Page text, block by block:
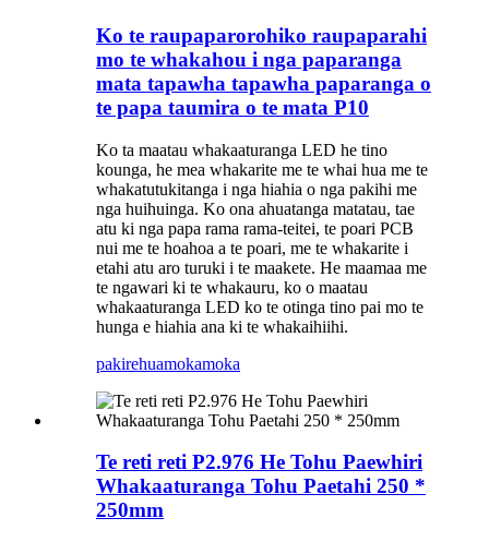
Ko te raupaparorohiko raupaparahi
mo te whakahou i nga paparanga
mata tapawha tapawha paparanga o
te papa taumira o te mata P10
Ko ta maatau whakaaturanga LED he tino
kounga, he mea whakarite me te whai hua me te
whakatutukitanga i nga hiahia o nga pakihi me
nga huihuinga. Ko ona ahuatanga matatau, tae
atu ki nga papa rama rama-teitei, te poari PCB
nui me te hoahoa a te poari, me te whakarite i
etahi atu aro turuki i te maakete. He maamaa me
te ngawari ki te whakauru, ko o maatau
whakaaturanga LED ko te otinga tino pai mo te
hunga e hiahia ana ki te whakaihiihi.
pakirehuamokamoka
Te reti reti P2.976 He Tohu Paewhiri
Whakaaturanga Tohu Paetahi 250 *
250mm